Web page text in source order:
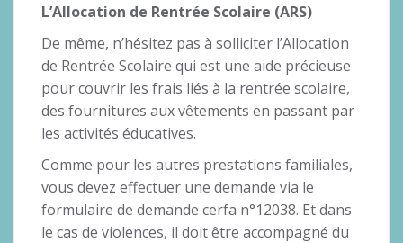
L’Allocation de Rentrée Scolaire (ARS)
De même, n’hésitez pas à solliciter l’Allocation
de Rentrée Scolaire qui est une aide précieuse
pour couvrir les frais liés à la rentrée scolaire,
des fournitures aux vêtements en passant par
les activités éducatives.
Comme pour les autres prestations familiales,
vous devez effectuer une demande via le
formulaire de demande cerfa n°12038. Et dans
le cas de violences, il doit être accompagné du